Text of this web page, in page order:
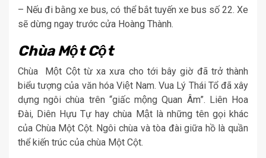
– Nếu đi bằng xe bus, có thể bắt tuyến xe bus số 22. Xe
sẽ dừng ngay trước cửa Hoàng Thành.
Chùa Một Cột
Chùa Một Cột từ xa xưa cho tới bây giờ đã trở thành
biểu tượng của văn hóa Việt Nam. Vua Lý Thái Tổ đã xây
dựng ngôi chùa trên “giấc mộng Quan Âm”. Liên Hoa
Đài, Diên Hựu Tự hay chùa Mật là những tên gọi khác
của Chùa Một Cột. Ngôi chùa và tòa đài giữa hồ là quần
thể kiến trúc của chùa Một Cột.